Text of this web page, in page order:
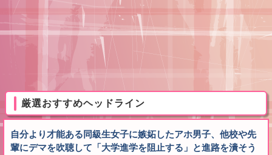
厳選おすすめヘッドライン
自分より才能ある同級生女子に嫉妬したアホ男子、他校や先
輩にデマを吹聴して「大学進学を阻止する」と進路を潰そう